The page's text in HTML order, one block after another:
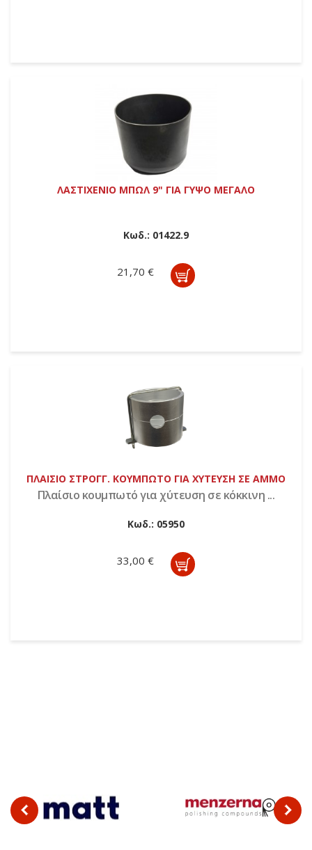
ΛΑΣΤΙΧΕΝΙΟ ΜΠΩΛ 9" ΓΙΑ ΓΥΨΟ ΜΕΓΑΛΟ
Κωδ.: 01422.9
21,70 €
ΠΛΑΙΣΙΟ ΣΤΡΟΓΓ. ΚΟΥΜΠΩΤΟ ΓΙΑ ΧΥΤΕΥΣΗ ΣΕ ΑΜΜΟ
Πλαίσιο κουμπωτό για χύτευση σε κόκκινη ...
Κωδ.: 05950
33,00 €